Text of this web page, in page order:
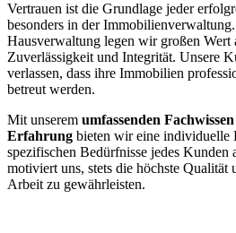
Vertrauen ist die Grundlage jeder
besonders in der
Hausverwaltung legen wir großen Wert
Zuverlässigkeit und Integrität. Unsere
verlassen, dass ihre Immobilien
betreut werden.
Mit unserem umfassenden Fachwissen
Erfahrung bieten wir eine individuelle
spezifischen Bedürfnisse jedes Kunden
motiviert uns, stets die höchste Qualität
Arbeit zu gewährleisten.